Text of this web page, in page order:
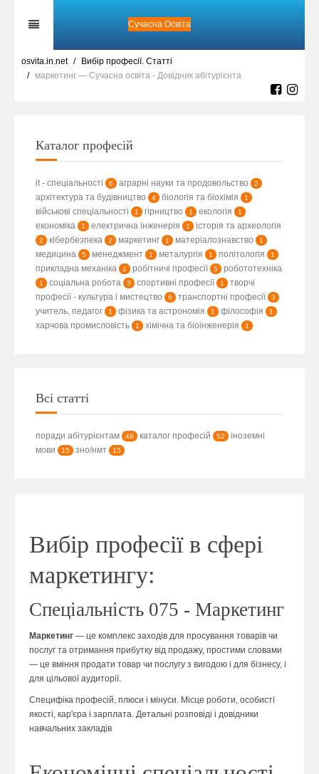
Сучасна Освіта
osvita.in.net
Вибір професії. Статті
маркетинг — Сучасна освіта - Довідник абітурієнта
Каталог професій
it - спеціальності 6 аграрні науки та продовольство 2
архітектура та будівництво 4 біологія та біохімія 1
військові спеціальності 1 гірництво 1 екологія 1
економіка 1 електрична інженерія 1 історія та археологія
2 кібербезпека 2 маркетинг 1 матеріалознавство 1
медицина 5 менеджмент 1 металургія 1 політологія 1
прикладна механіка 1 робітничі професії 5 робототехніка
1 соціальна робота 3 спортивні професії 1
творчі
професії - культура і мистецтво
6 транспортні професії 3
учитель, педагог 1 фізика та астрономія 1 філософія 1
харчова промисловість 1 хімічна та біоінженерія 1
Всі статті
поради абітурієнтам 48 каталог професій 52
іноземні
мови
15 зно/нмт 15
Вибір професії в сфері
маркетингу:
Спеціальність 075 - Маркетинг
Маркетинг — це комплекс заходів для просування товарів чи
послуг та отримання прибутку від продажу, простими словами
— це вміння продати товар чи послугу з вигодою і для бізнесу, і
для цільової аудиторії.
Специфіка професій, плюси і мінуси. Місце роботи, особисті
якості, кар'єра і зарплата. Детальні розповіді і довідники
навчальних закладів